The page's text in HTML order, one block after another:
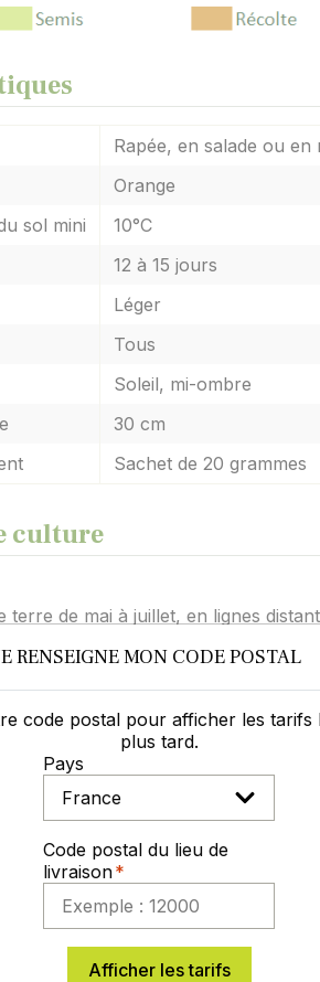
Rapée, en salade ou
Orange
sol mini
10°C
12 à 15 jours
Léger
Tous
Soleil, mi-ombre
30 cm
Sachet de 20 grammes
culture
terre de mai à juillet, en lignes
arrachez les plants les plus
la proximité du poireau, car ils se
à décembre, au fur et à
cahier des charges,
RENSEIGNE MON CODE POSTAL
code postal pour afficher les
plus tard.
Pays
Code postal du lieu de
livraison
Afficher les tarifs